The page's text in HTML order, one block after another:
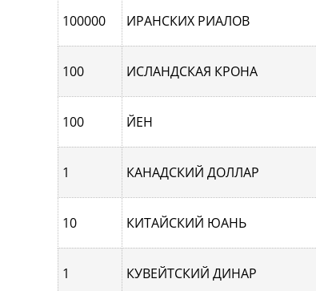
100000 ИРАНСКИХ РИАЛОВ
100 ИСЛАНДСКАЯ КРОНА
100 ЙЕН
1 КАНАДСКИЙ ДОЛЛАР
10 КИТАЙСКИЙ ЮАНЬ
1 КУВЕЙТСКИЙ ДИНАР